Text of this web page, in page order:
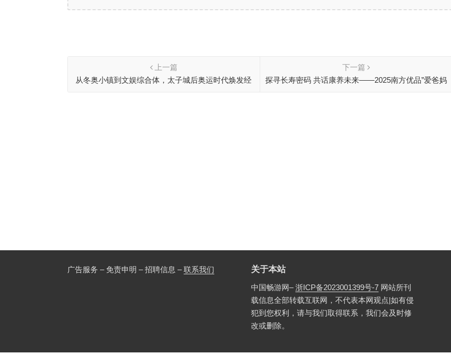
上一篇
从冬奥小镇到文娱综合体，太子城后奥运时代焕发经
下一篇
探寻长寿密码 共话康养未来——2025南方优品”爱爸妈
广告服务 – 免责申明 – 招聘信息 –联系我们 关于本站
中国畅游网–浙ICP备2023001399号-7 网站所刊
载信息全部转载互联网，不代表本网观点|如有侵
犯到您权利，请与我们取得联系，我们会及时修
改或删除。